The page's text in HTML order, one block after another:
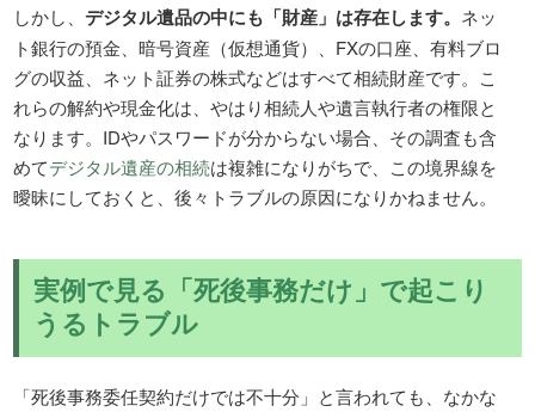
しかし、デジタル遺品の中にも「財産」は存在します。 ネッ
ト銀行の預金、暗号資産（仮想通貨）、FXの口座、有料ブロ
グの収益、ネット証券の株式などはすべて相続財産です。こ
れらの解約や現金化は、やはり相続人や遺言執行者の権限と
なります。IDやパスワードが分からない場合、その調査も含
めてデジタル遺産の相続は複雑になりがちで、この境界線を
曖昧にしておくと、後々トラブルの原因になりかねません。
実例で見る「死後事務だけ」で起こり
うるトラブル
「死後事務委任契約だけでは不十分」と言われても、なかな